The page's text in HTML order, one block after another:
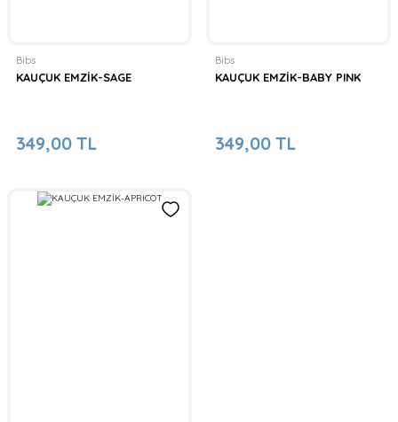
Bibs
KAUÇUK EMZİK-SAGE
349,00 TL
Bibs
KAUÇUK EMZİK-BABY PINK
349,00 TL